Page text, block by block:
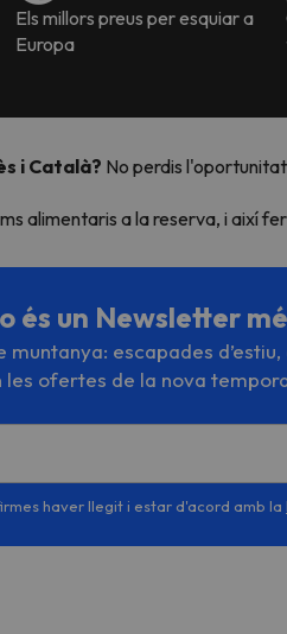
Els millors preus per esquiar a
Europa
i Català? No perdis
alimentaris a la reserva, i així
és un Newsletter
escapades
les ofertes de la nova
haver llegit i estar d'acord amb la